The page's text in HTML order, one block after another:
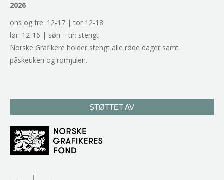
2026
ons og fre: 12-17 | tor 12-18
lør: 12-16 | søn – tir: stengt
Norske Grafikere holder stengt alle røde dager samt
påskeuken og romjulen.
STØTTET AV